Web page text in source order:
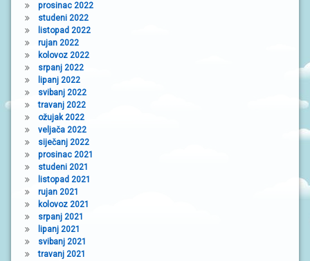
prosinac 2022
studeni 2022
listopad 2022
rujan 2022
kolovoz 2022
srpanj 2022
lipanj 2022
svibanj 2022
travanj 2022
ožujak 2022
veljača 2022
siječanj 2022
prosinac 2021
studeni 2021
listopad 2021
rujan 2021
kolovoz 2021
srpanj 2021
lipanj 2021
svibanj 2021
travanj 2021